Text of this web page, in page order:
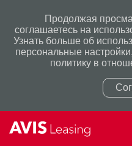
Продолжая
соглашаетесь на
Узнать больше об
персональные
политику в